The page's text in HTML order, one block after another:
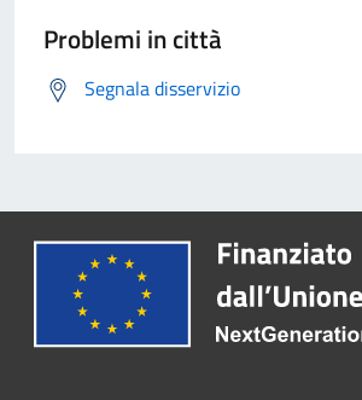
Problemi in città
Segnala disservizio